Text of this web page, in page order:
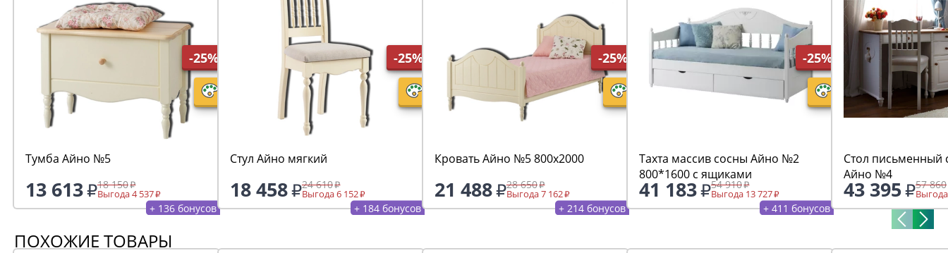
-25%
Тумба Айно №5
13 613 18 150
Выгода 4 537
+ 136 бонусов
-25%
Стул Айно мягкий
18 458 24 610
Выгода 6 152
+ 184 бонусов
-25%
Кровать Айно №5 800х2000
21 488 28 650
Выгода 7 162
+ 214 бонусов
-25%
Тахта массив сосны Айно №2
800*1600 с ящиками
41 183 54 910
Выгода 13 727
+ 411 бонусов
Стол письменный
Айно №4
43 395 57 860
ПОХОЖИЕ ТОВАРЫ